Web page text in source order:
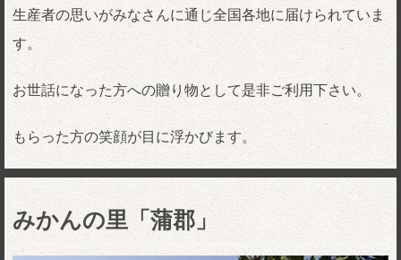
生産者の思いがみなさんに通じ全国各地に届けられていま
す。
お世話になった方への贈り物として是非ご利用下さい。
もらった方の笑顔が目に浮かびます。
みかんの里「蒲郡」